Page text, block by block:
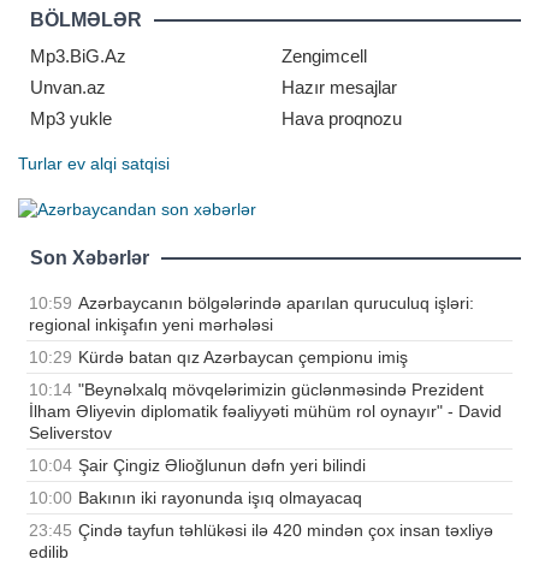
yerləşdirilib. Qəhrəman Türkiyə
ordusunun sivilizasiyanın və tarixin
yüklədiyi məsuliyyət hissi ilə dost və
qarda
BÖLMƏLƏR
Mp3.BiG.Az
Zengimcell
Unvan.az
Hazır mesajlar
Mp3 yukle
Hava proqnozu
Turlar ev alqi satqisi
Son Xəbərlər
10:59 Azərbaycanın bölgələrində aparılan quruculuq işləri:
regional inkişafın yeni mərhələsi
10:29 Kürdə batan qız Azərbaycan çempionu imiş
10:14 "Beynəlxalq mövqelərimizin güclənməsində Prezident
İlham Əliyevin diplomatik fəaliyyəti mühüm rol oynayır" - David
Seliverstov
10:04 Şair Çingiz Əlioğlunun dəfn yeri bilindi
10:00 Bakının iki rayonunda işıq olmayacaq
23:45 Çində tayfun təhlükəsi ilə 420 mindən çox insan təxliyə
edilib